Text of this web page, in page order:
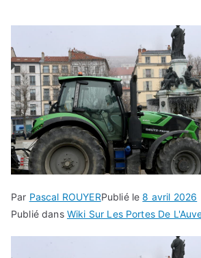
Par Pascal ROUYERPublié le8 avril 2026
Publié dans Wiki Sur Les Portes De